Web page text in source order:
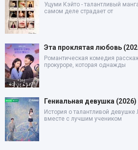
Уцуми Кэйто - талантливый
самом деле страдает от
Эта проклятая любовь
Романтическая комедия
прокуроре, которая однажды
Гениальная девушка (2026)
История о талантливой девушке
вместе с лучшим учеником